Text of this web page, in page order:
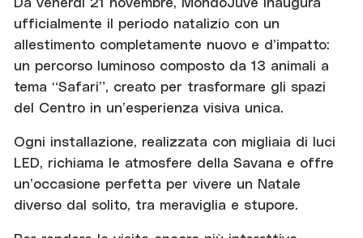
ufficialmente il periodo natalizio con un
allestimento completamente nuovo e d’impatto:
un percorso luminoso composto da 13 animali a
tema “Safari”, creato per trasformare gli spazi
del Centro in un’esperienza visiva unica.
Ogni installazione, realizzata con migliaia di luci
LED, richiama le atmosfere della Savana e offre
un’occasione perfetta per vivere un Natale
diverso dal solito, tra meraviglia e stupore.